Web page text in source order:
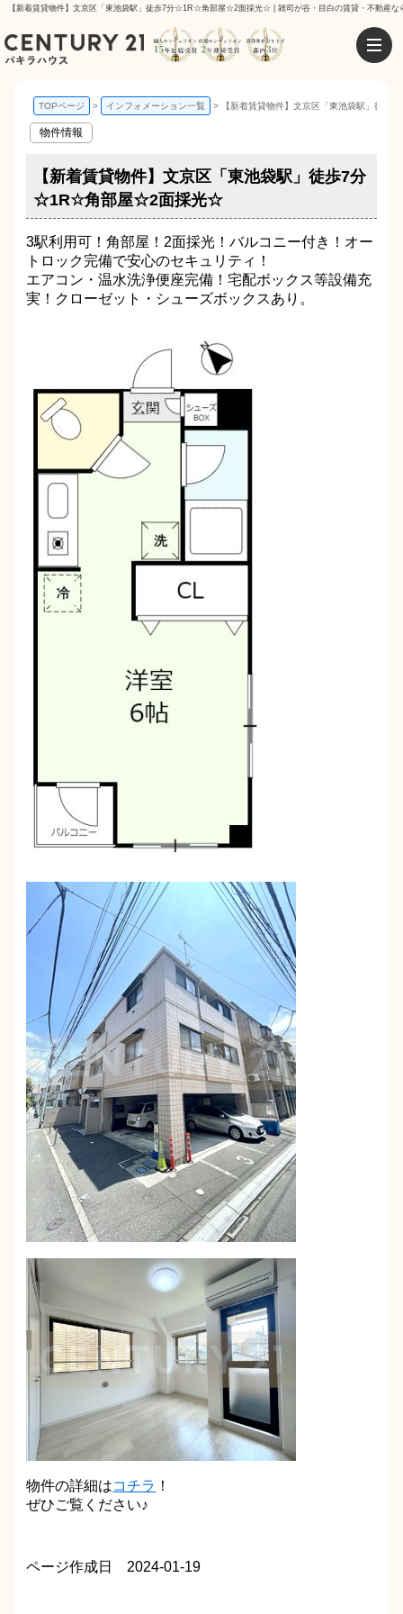
【新着賃貸物件】文京区「東池袋駅」徒歩7分☆1R☆角部屋☆2面採光☆ | 雑司が谷・目白の賃貸・不動産な
TOPページ インフォメーション一覧 【新着賃貸物件】文京区「東池袋駅」徒
物件情報
【新着賃貸物件】文京区「東池袋駅」徒歩7分
☆1R☆角部屋☆2面採光☆
3駅利用可！角部屋！2面採光！バルコニー付き！オー
トロック完備で安心のセキュリティ！
エアコン・温水洗浄便座完備！宅配ボックス等設備充
実！クローゼット・シューズボックスあり。
物件の詳細はコチラ ！
ぜひご覧ください♪
ページ作成日 2024-01-19